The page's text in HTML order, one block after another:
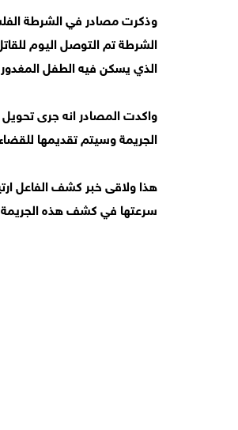
وذكرت مصادر في الشرطة
الشرطة تم التوصل اليوم
الذي يسكن فيه الطفل المغدور
واكدت المصادر انه جرى تحويل
الجريمة وسيتم تقديمها
هذا ولاقى خبر كشف الفاعل
سرعتها في كشف هذه الجريمة